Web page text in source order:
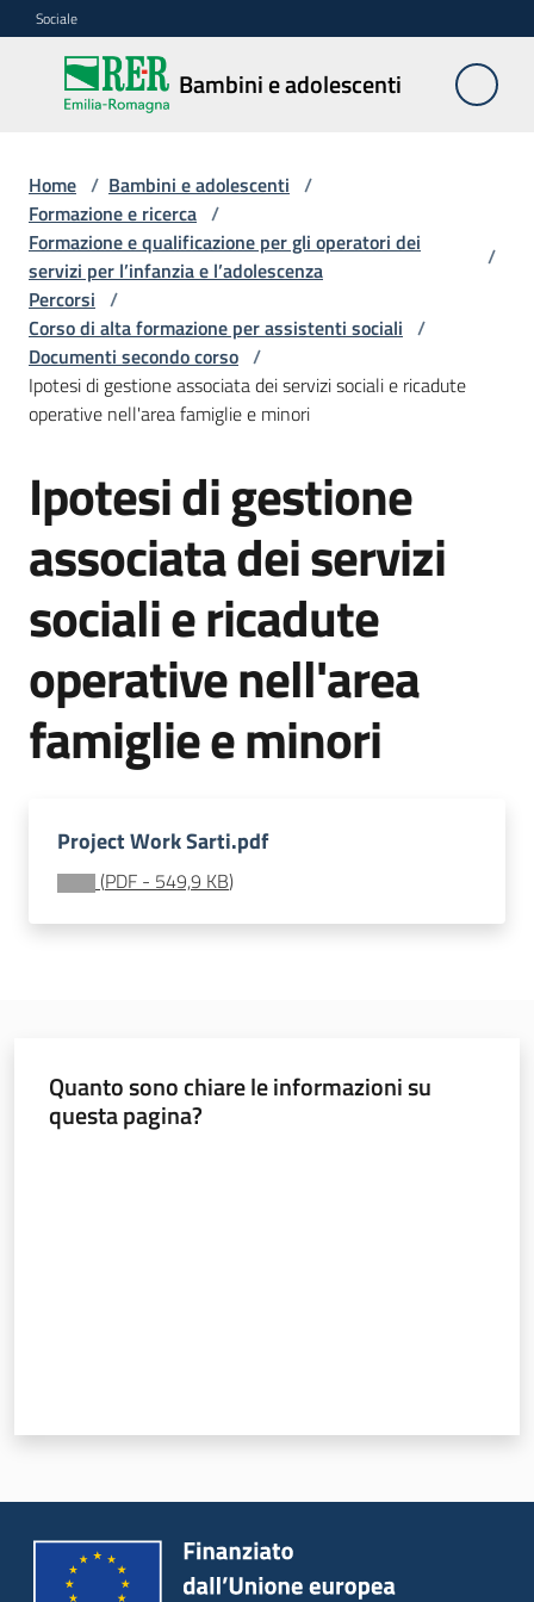
Vai al contenuto
Vai alla navigazione
Vai al footer
Sociale
Bambini e adolescenti
Bambini e
adolescenti
Accoglienza,
tutela
e
sostegno
Adolescenza
estivi
e
soggiorni
socioeducativi
Formazione
e
ricerca
Menu selezionato
Nidi
scuole
dell'infanzia
Sociale
Progetti
Home / Bambini e adolescenti /
Formazione e ricerca /
Formazione e qualificazione per gli operatori dei
servizi per l’infanzia e l’adolescenza
/
Percorsi /
Corso di alta formazione per assistenti sociali /
Documenti secondo corso /
Ipotesi di gestione associata dei servizi sociali e ricadute
operative nell'area famiglie e minori
Ipotesi di gestione
associata dei servizi
sociali e ricadute
operative nell'area
famiglie e minori
Project Work Sarti.pdf
(PDF - 549,9 KB)
Quanto sono chiare le informazioni su
questa pagina?